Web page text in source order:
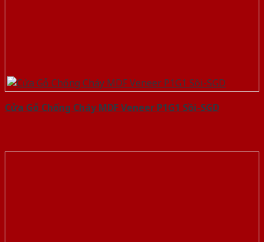
Cửa Gỗ Chống Cháy MDF Veneer P1G1 Sồi-SGD